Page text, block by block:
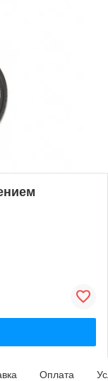
Оплата